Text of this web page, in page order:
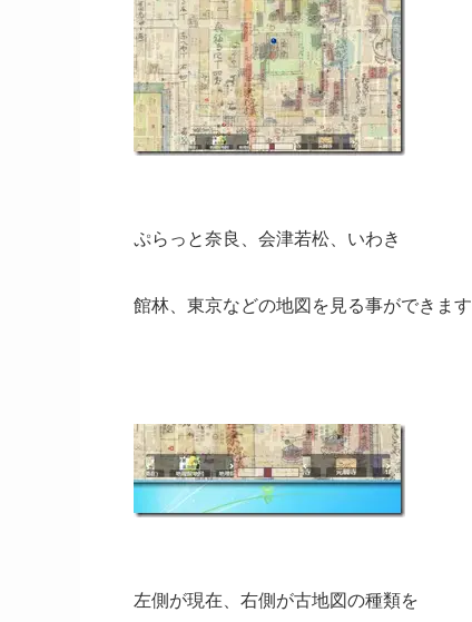
ぷらっと奈良、会津若松、いわき
館林、東京などの地図を見る事ができます
左側が現在、右側が古地図の種類を